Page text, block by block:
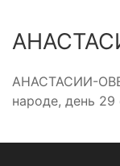
АНАСТАСИИ-
народе, день 29